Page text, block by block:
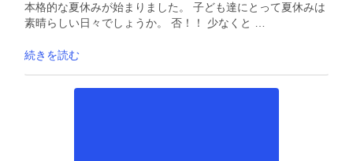
本格的な夏休みが始まりました。 子ども達にとって夏休みは
素晴らしい日々でしょうか。 否！！ 少なくと …
続きを読む